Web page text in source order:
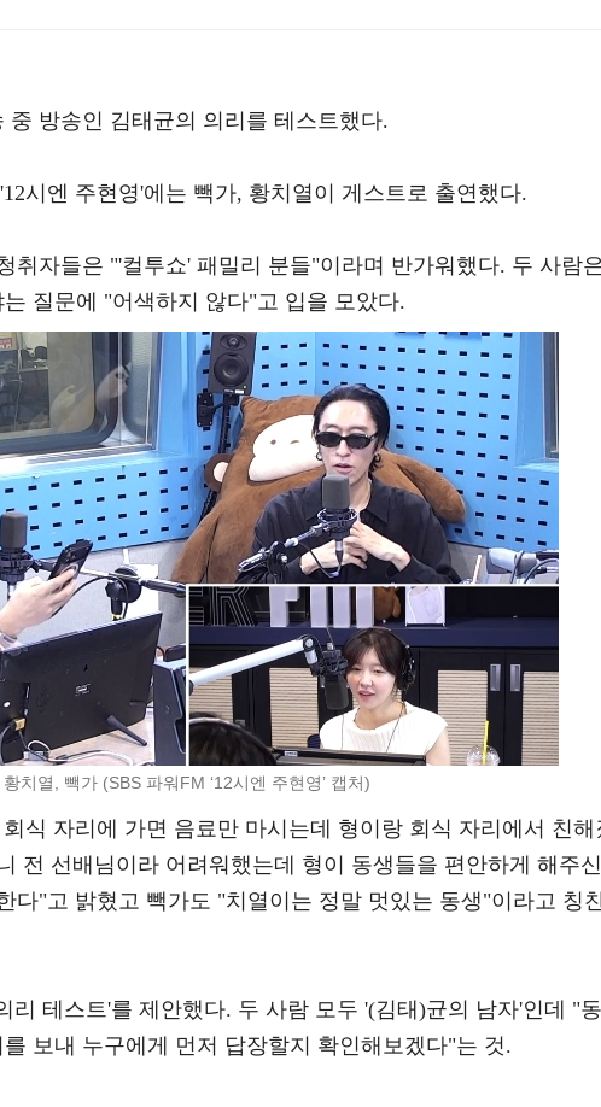
중 방송인 김태균의 의리를 테스트했다.
시엔 주현영'에는 빽가, 황치열이 게스트로 출연했다.
취자들은 "'컬투쇼' 패밀리 분들"이라며 반가워했다. 두 사람
질문에 "어색하지 않다"고 입을 모았다.
치열, 빽가 (SBS 파워FM ‘12시엔 주현영’ 캡처)
식 자리에 가면 음료만 마시는데 형이랑 회식 자리에서 친해
전 선배님이라 어려워했는데 형이 동생들을 편안하게 해주신
다"고 밝혔고 빽가도 "치열이는 정말 멋있는 동생"이라고 칭
리 테스트'를 제안했다. 두 사람 모두 '(김태)균의 남자'인데 "동
보내 누구에게 먼저 답장할지 확인해보겠다"는 것.